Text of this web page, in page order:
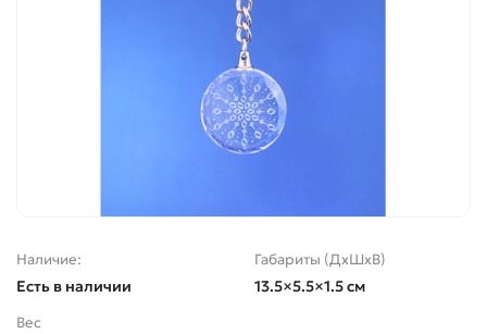
Наличие:
Есть в наличии
Габариты (ДхШхВ)
13.5×5.5×1.5 см
Вес